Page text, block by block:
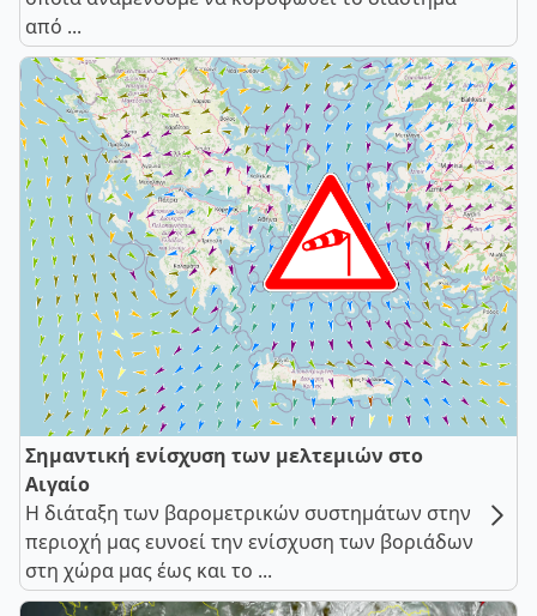
από ...
Σημαντική ενίσχυση των μελτεμιών στο
Αιγαίο
Η διάταξη των βαρομετρικών συστημάτων στην
περιοχή μας ευνοεί την ενίσχυση των βοριάδων
στη χώρα μας έως και το ...